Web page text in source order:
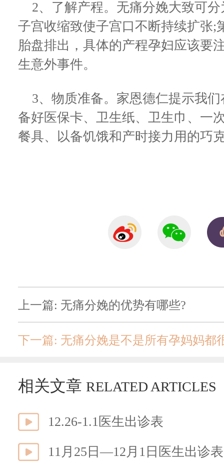
2、了解产程。无痛分娩大致可
子宫收缩致使子宫口不断持续扩张;
胎盘排出，具体的产程孕妇应该要
生意外事件。
3、物质准备。家恩德仁提示我
备好医保卡、卫生纸、卫生巾、一
餐具、以备饥饿和产时接力用的巧
上一篇: 无痛分娩的优势有哪些?
下一篇: 无痛分娩是不是所有孕妈妈都
相关文章 RELATED ARTICLES
12.26-1.1医生出诊表
11月25日—12月1日医生出诊表